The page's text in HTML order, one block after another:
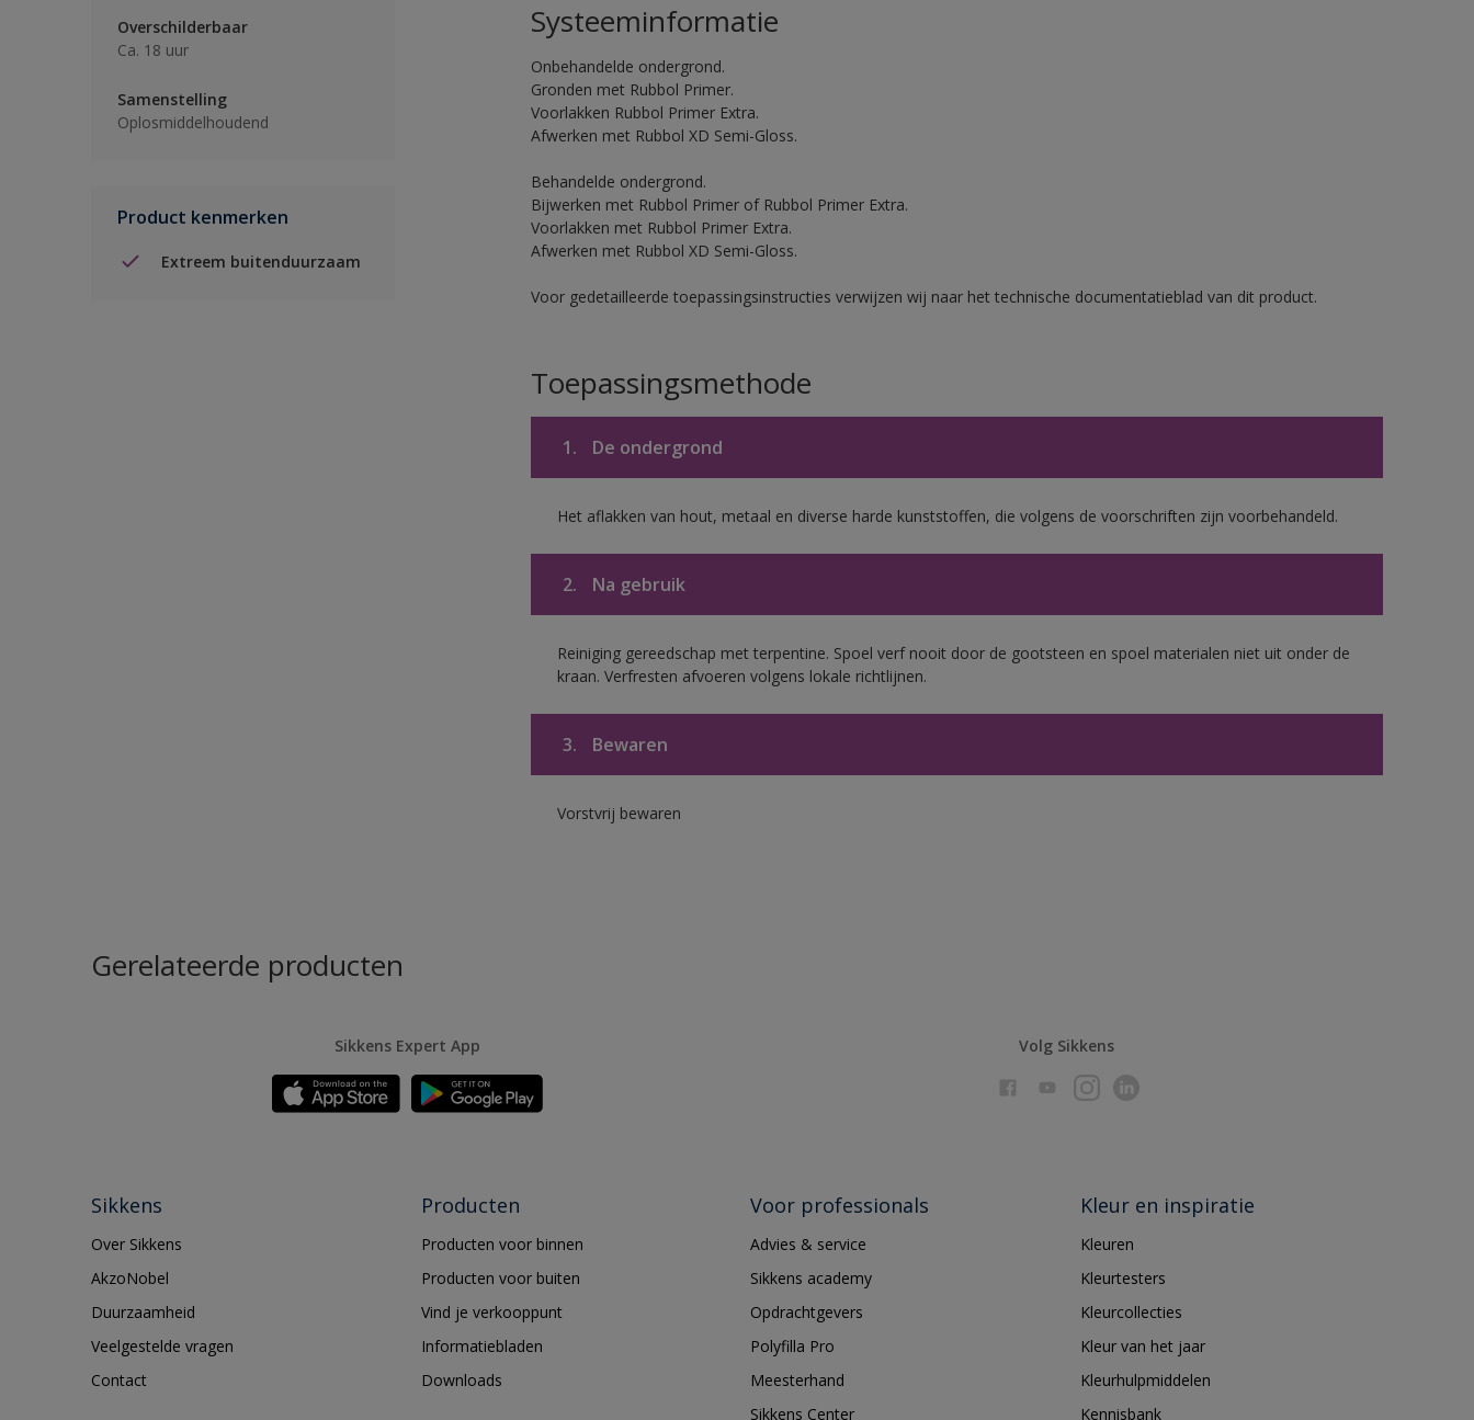
Overschilderbaar
Ca. 18 uur
Samenstelling
Oplosmiddelhoudend
Product kenmerken
Extreem buitenduurzaam
Systeeminformatie
Onbehandelde ondergrond.
Gronden met Rubbol Primer.
Voorlakken Rubbol Primer Extra.
Afwerken met Rubbol XD Semi-Gloss.
Behandelde ondergrond.
Bijwerken met Rubbol Primer of Rubbol Primer Extra.
Voorlakken met Rubbol Primer Extra.
Afwerken met Rubbol XD Semi-Gloss.
Voor gedetailleerde toepassingsinstructies verwijzen wij naar het technische documentatieblad van dit product.
Toepassingsmethode
1. De ondergrond
Het aflakken van hout, metaal en diverse harde kunststoffen, die volgens de voorschriften zijn voorbehandeld.
2. Na gebruik
Reiniging gereedschap met terpentine. Spoel verf nooit door de gootsteen en spoel materialen niet uit onder de
kraan. Verfresten afvoeren volgens lokale richtlijnen.
3. Bewaren
Vorstvrij bewaren
Gerelateerde producten
Sikkens Expert App Volg Sikkens
Sikkens
Over Sikkens
AkzoNobel
Duurzaamheid
Veelgestelde vragen
Contact
Producten
Producten voor binnen
Producten voor buiten
Vind je verkooppunt
Informatiebladen
Downloads
Voor professionals
Advies & service
Sikkens academy
Opdrachtgevers
Polyfilla Pro
Meesterhand
Sikkens Center
Kleur en inspiratie
Kleuren
Kleurtesters
Kleurcollecties
Kleur van het jaar
Kleurhulpmiddelen
Kennisbank